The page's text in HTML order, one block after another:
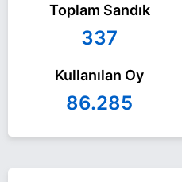
Toplam Sandık
337
Kullanılan Oy
86.285